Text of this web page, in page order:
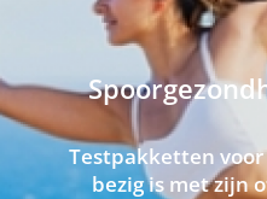
Testpakketten
bezig is met zijn